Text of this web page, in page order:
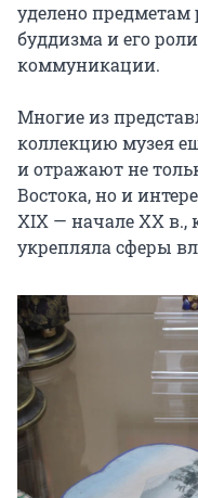
уделено предметам
буддизма и его
коммуникации.
Многие из
коллекцию музея
и отражают не
Востока, но и
XIX — начале XX в.,
укрепляла сферы